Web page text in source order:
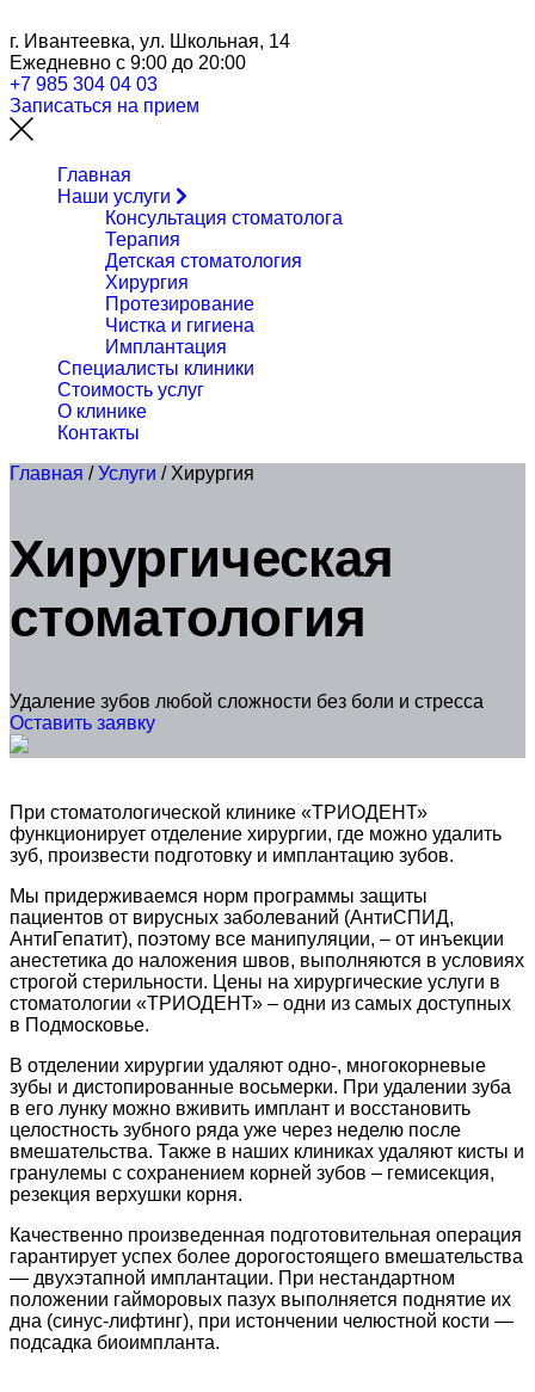
г. Ивантеевка, ул. Школьная, 14
Ежедневно с 9:00 до 20:00
+7 985 304 04 03
Записаться на прием
Главная
Наши услуги
Консультация стоматолога
Терапия
Детская стоматология
Хирургия
Протезирование
Чистка и гигиена
Имплантация
Специалисты клиники
Стоимость услуг
О клинике
Контакты
Главная /Услуги / Хирургия
Хирургическая
стоматология
Удаление зубов любой сложности без боли и стресса
Оставить заявку
При стоматологической клинике «ТРИОДЕНТ»
функционирует отделение хирургии, где можно удалить
зуб, произвести подготовку и имплантацию зубов.
Мы придерживаемся норм программы защиты
пациентов от вирусных заболеваний (АнтиСПИД,
АнтиГепатит), поэтому все манипуляции, – от инъекции
анестетика до наложения швов, выполняются в условиях
строгой стерильности. Цены на хирургические услуги в
стоматологии «ТРИОДЕНТ» – одни из самых доступных
в Подмосковье.
В отделении хирургии удаляют одно-, многокорневые
зубы и дистопированные восьмерки. При удалении зуба
в его лунку можно вживить имплант и восстановить
целостность зубного ряда уже через неделю после
вмешательства. Также в наших клиниках удаляют кисты и
гранулемы с сохранением корней зубов – гемисекция,
резекция верхушки корня.
Качественно произведенная подготовительная операция
гарантирует успех более дорогостоящего вмешательства
— двухэтапной имплантации. При нестандартном
положении гайморовых пазух выполняется поднятие их
дна (синус-лифтинг), при истончении челюстной кости —
подсадка биоимпланта.